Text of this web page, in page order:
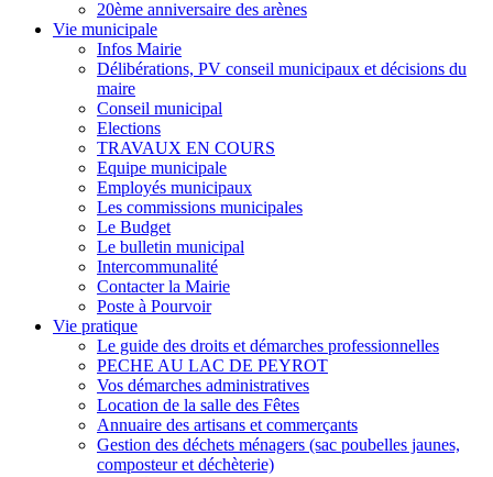
20ème anniversaire des arènes
Vie municipale
Infos Mairie
Délibérations, PV conseil municipaux et décisions du
maire
Conseil municipal
Elections
TRAVAUX EN COURS
Equipe municipale
Employés municipaux
Les commissions municipales
Le Budget
Le bulletin municipal
Intercommunalité
Contacter la Mairie
Poste à Pourvoir
Vie pratique
Le guide des droits et démarches professionnelles
PECHE AU LAC DE PEYROT
Vos démarches administratives
Location de la salle des Fêtes
Annuaire des artisans et commerçants
Gestion des déchets ménagers (sac poubelles jaunes,
composteur et déchèterie)